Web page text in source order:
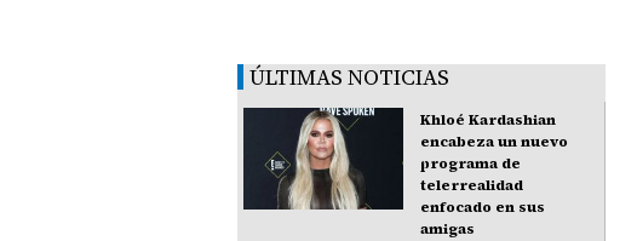
ÚLTIMAS NOTICIAS
Khloé Kardashian
encabeza un nuevo
programa de
telerrealidad
enfocado en sus
amigas